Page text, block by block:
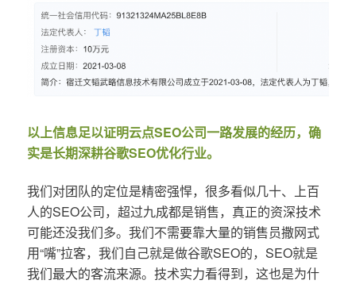
以上信息足以证明云点SEO公司一路发展的经历，确
实是长期深耕谷歌SEO优化行业。
我们对团队的定位是精密强悍，很多看似几十、上百
人的SEO公司，超过九成都是销售，真正的资深技术
可能还没我们多。我们不需要靠大量的销售员撒网式
用“嘴”拉客，我们自己就是做谷歌SEO的，SEO就是
我们最大的客流来源。技术实力看得到，这也是为什